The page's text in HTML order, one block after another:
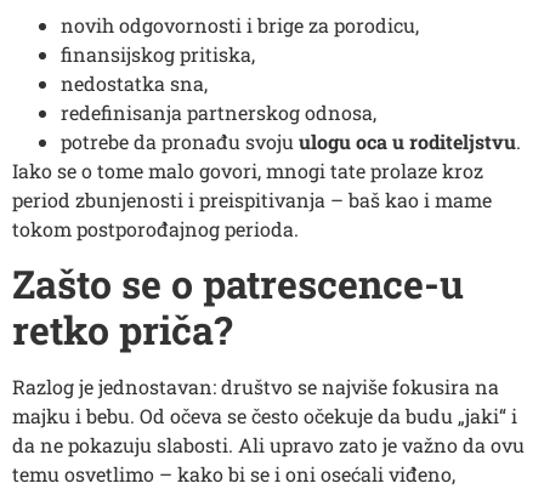
novih odgovornosti i brige za porodicu,
finansijskog pritiska,
nedostatka sna,
redefinisanja partnerskog odnosa,
potrebe da pronađu svoju ulogu oca u roditeljstvu.
Iako se o tome malo govori, mnogi tate prolaze kroz
period zbunjenosti i preispitivanja – baš kao i mame
tokom postporođajnog perioda.
Zašto se o patrescence-u
retko priča?
Razlog je jednostavan: društvo se najviše fokusira na
majku i bebu. Od očeva se često očekuje da budu „jaki“ i
da ne pokazuju slabosti. Ali upravo zato je važno da ovu
temu osvetlimo – kako bi se i oni osećali viđeno,